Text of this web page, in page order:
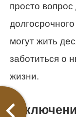
просто вопрос
могут жить
заботиться о
жизни.